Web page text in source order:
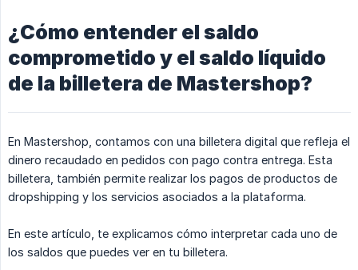
¿Cómo entender el saldo
comprometido y el saldo líquido
de la billetera de Mastershop?
En Mastershop, contamos con una billetera digital que refleja el
dinero recaudado en pedidos con pago contra entrega. Esta
billetera, también permite realizar los pagos de productos de
dropshipping y los servicios asociados a la plataforma.
En este artículo, te explicamos cómo interpretar cada uno de
los saldos que puedes ver en tu billetera.